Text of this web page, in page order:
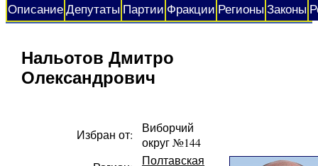
Описание Депутаты Партии Фракции Регионы Законы
Нальотов Дмитро
Олександрович
Избран от:
Виборчий
округ №144
Полтавская